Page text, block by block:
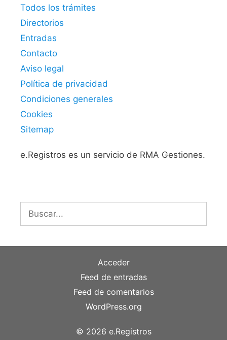
Todos los trámites
Directorios
Entradas
Contacto
Aviso legal
Política de privacidad
Condiciones generales
Cookies
Sitemap
e.Registros es un servicio de RMA Gestiones.
Acceder
Feed de entradas
Feed de comentarios
WordPress.org
© 2026 e.Registros